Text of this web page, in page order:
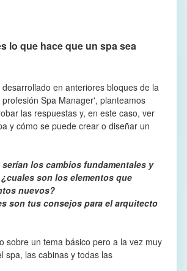
lo que hace que un spa sea
en anteriores bloques de la
Spa Manager', planteamos
las respuestas y, en este caso, ver
y cómo se puede crear o diseñar un
los cambios fundamentales y
son los elementos que
nuevos?
son tus consejos para el arquitecto
sobre un tema básico pero a la vez muy
spa, las cabinas y todas las